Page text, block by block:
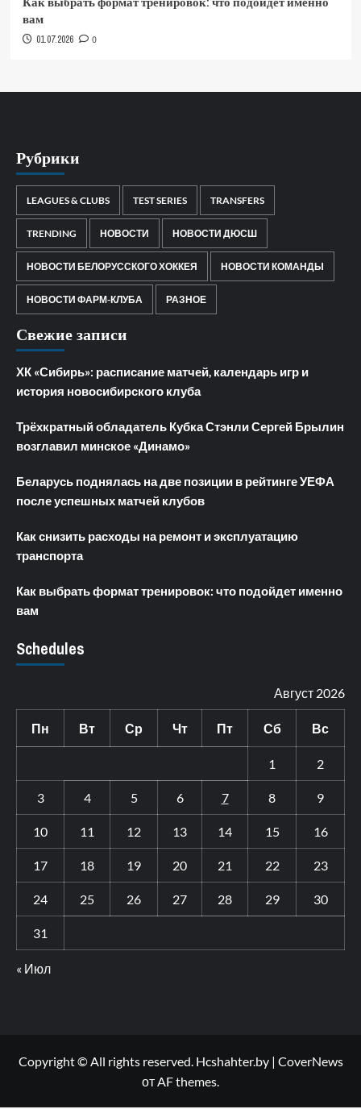
вам
01.07.2026 0
Рубрики
LEAGUES & CLUBS TEST SERIES TRANSFERS
TRENDING НОВОСТИ НОВОСТИ ДЮСШ
НОВОСТИ БЕЛОРУССКОГО ХОККЕЯ НОВОСТИ КОМАНДЫ
НОВОСТИ ФАРМ-КЛУБА РАЗНОЕ
Свежие записи
ХК «Сибирь»: расписание матчей, календарь игр и
история новосибирского клуба
Трёхкратный обладатель Кубка Стэнли Сергей Брылин
возглавил минское «Динамо»
Беларусь поднялась на две позиции в рейтинге УЕФА
после успешных матчей клубов
Как снизить расходы на ремонт и эксплуатацию
транспорта
Как выбрать формат тренировок: что подойдет именно
вам
Schedules
Август 2026
Пн Вт Ср Чт Пт Сб Вс
1 2
3 4 5 6 7 8 9
10 11 12 13 14 15 16
17 18 19 20 21 22 23
24 25 26 27 28 29 30
31
« Июл
Copyright © All rights reserved. Hcshahter.by | CoverNews
от AF themes.